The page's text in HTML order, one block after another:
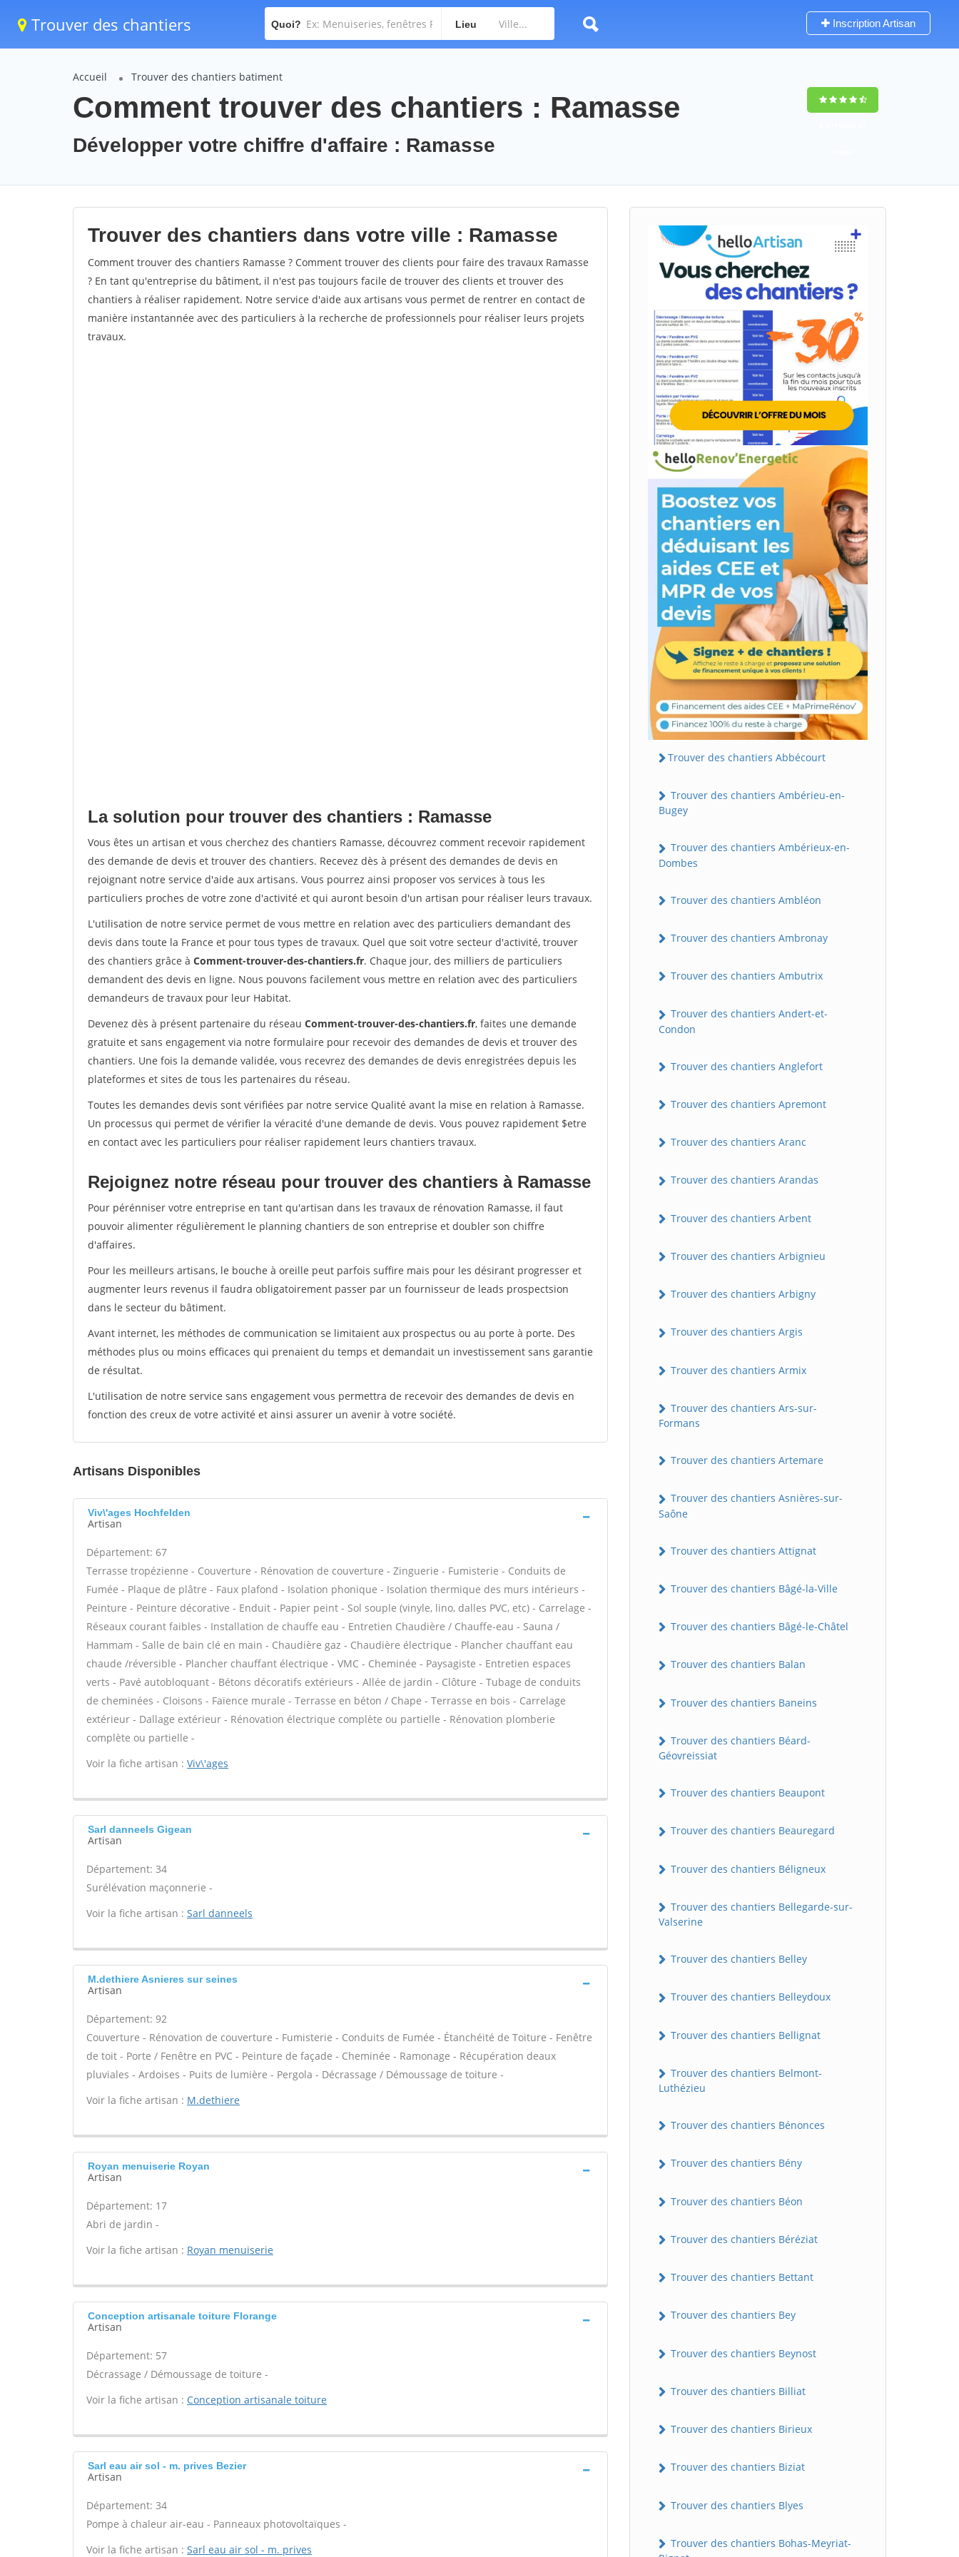
Trouver des chantiers Quoi? Lieu Inscription Artisan
Accueil Trouver des chantiers batiment
Comment trouver des chantiers : Ramasse
Développer votre chiffre d'affaire : Ramasse
Trouver des chantiers dans votre ville : Ramasse
Comment trouver des chantiers Ramasse ? Comment trouver des clients pour faire des travaux Ramasse
? En tant qu'entreprise du bâtiment, il n'est pas toujours facile de trouver des clients et trouver des
chantiers à réaliser rapidement. Notre service d'aide aux artisans vous permet de rentrer en contact de
manière instantannée avec des particuliers à la recherche de professionnels pour réaliser leurs projets
travaux.
La solution pour trouver des chantiers : Ramasse
Vous êtes un artisan et vous cherchez des chantiers Ramasse, découvrez comment recevoir rapidement
des demande de devis et trouver des chantiers. Recevez dès à présent des demandes de devis en
rejoignant notre service d'aide aux artisans. Vous pourrez ainsi proposer vos services à tous les
particuliers proches de votre zone d'activité et qui auront besoin d'un artisan pour réaliser leurs travaux.
L'utilisation de notre service permet de vous mettre en relation avec des particuliers demandant des
devis dans toute la France et pour tous types de travaux. Quel que soit votre secteur d'activité, trouver
des chantiers grâce à Comment-trouver-des-chantiers.fr. Chaque jour, des milliers de particuliers
demandent des devis en ligne. Nous pouvons facilement vous mettre en relation avec des particuliers
demandeurs de travaux pour leur Habitat.
Devenez dès à présent partenaire du réseau Comment-trouver-des-chantiers.fr, faites une demande
gratuite et sans engagement via notre formulaire pour recevoir des demandes de devis et trouver des
chantiers. Une fois la demande validée, vous recevrez des demandes de devis enregistrées depuis les
plateformes et sites de tous les partenaires du réseau.
Toutes les demandes devis sont vérifiées par notre service Qualité avant la mise en relation à Ramasse.
Un processus qui permet de vérifier la véracité d'une demande de devis. Vous pouvez rapidement $etre
en contact avec les particuliers pour réaliser rapidement leurs chantiers travaux.
Rejoignez notre réseau pour trouver des chantiers à Ramasse
Pour pérénniser votre entreprise en tant qu'artisan dans les travaux de rénovation Ramasse, il faut
pouvoir alimenter régulièrement le planning chantiers de son entreprise et doubler son chiffre
d'affaires.
Pour les meilleurs artisans, le bouche à oreille peut parfois suffire mais pour les désirant progresser et
augmenter leurs revenus il faudra obligatoirement passer par un fournisseur de leads prospectsion
dans le secteur du bâtiment.
Avant internet, les méthodes de communication se limitaient aux prospectus ou au porte à porte. Des
méthodes plus ou moins efficaces qui prenaient du temps et demandait un investissement sans garantie
de résultat.
L'utilisation de notre service sans engagement vous permettra de recevoir des demandes de devis en
fonction des creux de votre activité et ainsi assurer un avenir à votre société.
Artisans Disponibles
Viv\'ages Hochfelden
Artisan
Département: 67
Terrasse tropézienne - Couverture - Rénovation de couverture - Zinguerie - Fumisterie - Conduits de
Fumée - Plaque de plâtre - Faux plafond - Isolation phonique - Isolation thermique des murs intérieurs -
Peinture - Peinture décorative - Enduit - Papier peint - Sol souple (vinyle, lino, dalles PVC, etc) - Carrelage -
Réseaux courant faibles - Installation de chauffe eau - Entretien Chaudière / Chauffe-eau - Sauna /
Hammam - Salle de bain clé en main - Chaudière gaz - Chaudière électrique - Plancher chauffant eau
chaude /réversible - Plancher chauffant électrique - VMC - Cheminée - Paysagiste - Entretien espaces
verts - Pavé autobloquant - Bétons décoratifs extérieurs - Allée de jardin - Clôture - Tubage de conduits
de cheminées - Cloisons - Faïence murale - Terrasse en béton / Chape - Terrasse en bois - Carrelage
extérieur - Dallage extérieur - Rénovation électrique complète ou partielle - Rénovation plomberie
complète ou partielle -
Voir la fiche artisan : Viv\'ages
Sarl danneels Gigean
Artisan
Département: 34
Surélévation maçonnerie -
Voir la fiche artisan : Sarl danneels
M.dethiere Asnieres sur seines
Artisan
Département: 92
Couverture - Rénovation de couverture - Fumisterie - Conduits de Fumée - Étanchéité de Toiture - Fenêtre
de toit - Porte / Fenêtre en PVC - Peinture de façade - Cheminée - Ramonage - Récupération deaux
pluviales - Ardoises - Puits de lumière - Pergola - Décrassage / Démoussage de toiture -
Voir la fiche artisan : M.dethiere
Royan menuiserie Royan
Artisan
Département: 17
Abri de jardin -
Voir la fiche artisan : Royan menuiserie
Conception artisanale toiture Florange
Artisan
Département: 57
Décrassage / Démoussage de toiture -
Voir la fiche artisan : Conception artisanale toiture
Sarl eau air sol - m. prives Bezier
Artisan
Département: 34
Pompe à chaleur air-eau - Panneaux photovoltaïques -
Voir la fiche artisan : Sarl eau air sol - m. prives
Trouver des chantiers Abbécourt
Trouver des chantiers Ambérieu-en-
Bugey
Trouver des chantiers Ambérieux-en-
Dombes
Trouver des chantiers Ambléon
Trouver des chantiers Ambronay
Trouver des chantiers Ambutrix
Trouver des chantiers Andert-et-
Condon
Trouver des chantiers Anglefort
Trouver des chantiers Apremont
Trouver des chantiers Aranc
Trouver des chantiers Arandas
Trouver des chantiers Arbent
Trouver des chantiers Arbignieu
Trouver des chantiers Arbigny
Trouver des chantiers Argis
Trouver des chantiers Armix
Trouver des chantiers Ars-sur-
Formans
Trouver des chantiers Artemare
Trouver des chantiers Asnières-sur-
Saône
Trouver des chantiers Attignat
Trouver des chantiers Bâgé-la-Ville
Trouver des chantiers Bâgé-le-Châtel
Trouver des chantiers Balan
Trouver des chantiers Baneins
Trouver des chantiers Béard-
Géovreissiat
Trouver des chantiers Beaupont
Trouver des chantiers Beauregard
Trouver des chantiers Béligneux
Trouver des chantiers Bellegarde-sur-
Valserine
Trouver des chantiers Belley
Trouver des chantiers Belleydoux
Trouver des chantiers Bellignat
Trouver des chantiers Belmont-
Luthézieu
Trouver des chantiers Bénonces
Trouver des chantiers Bény
Trouver des chantiers Béon
Trouver des chantiers Béréziat
Trouver des chantiers Bettant
Trouver des chantiers Bey
Trouver des chantiers Beynost
Trouver des chantiers Billiat
Trouver des chantiers Birieux
Trouver des chantiers Biziat
Trouver des chantiers Blyes
Trouver des chantiers Bohas-Meyriat-